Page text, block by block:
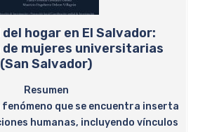
hogar en El Salvador:
de mujeres universitarias
(San Salvador)
Resumen
fenómeno que se encuentra inserta
humanas, incluyendo vínculos